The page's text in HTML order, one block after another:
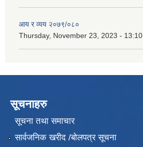
आय र व्यय २०७९/०८०
Thursday, November 23, 2023 - 13:10
सूचनाहरु
सूचना तथा समाचार
सार्वजनिक खरीद /बोलपत्र सूचना